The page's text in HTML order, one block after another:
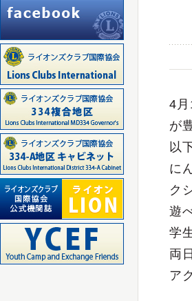
4
が
以
に
ク
遊
学
両
ア